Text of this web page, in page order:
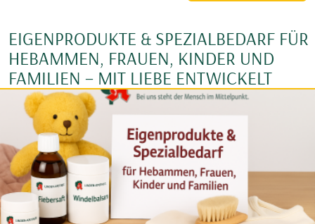
EIGENPRODUKTE & SPEZIALBEDARF FÜR
HEBAMMEN, FRAUEN, KINDER UND
FAMILIEN – MIT LIEBE ENTWICKELT